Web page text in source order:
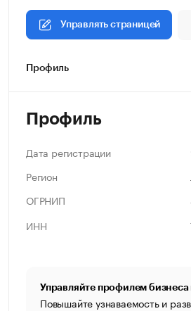
Управлять страницей
Профиль
Профиль
Дата регистрации
Регион
ОГРНИП
ИНН
Управляйте профилем бизнеса
Повышайте узнаваемость и